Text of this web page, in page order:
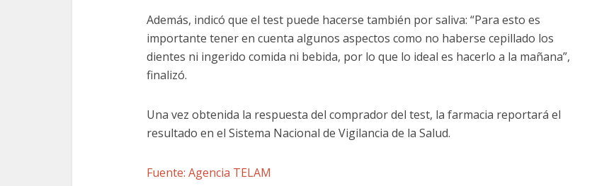
Además, indicó que el test puede hacerse también por saliva: “Para esto es
importante tener en cuenta algunos aspectos como no haberse cepillado los
dientes ni ingerido comida ni bebida, por lo que lo ideal es hacerlo a la mañana”,
finalizó.
Una vez obtenida la respuesta del comprador del test, la farmacia reportará el
resultado en el Sistema Nacional de Vigilancia de la Salud.
Fuente: Agencia TELAM